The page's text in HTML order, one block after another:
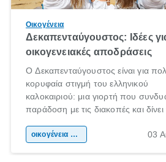
Οικογένεια
Δεκαπενταύγουστος: Ιδέες
οικογενειακές αποδράσεις
Ο Δεκαπενταύγουστος είναι για
κορυφαία στιγμή του ελληνικού
καλοκαιριού: μια γιορτή που
παράδοση με τις διακοπές και δίνει
χώρας. Είτε πρόκειται για λίγες
οικογένεια & παιδί 03